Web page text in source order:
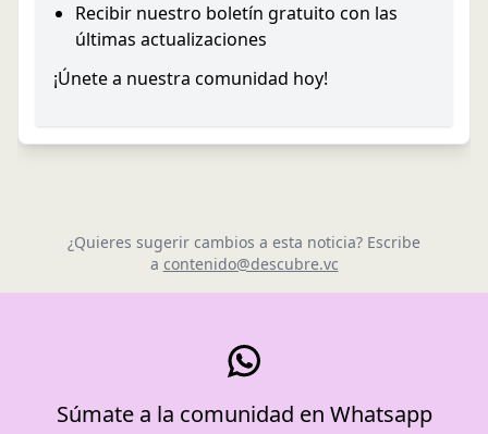
Recibir nuestro boletín gratuito con las
últimas actualizaciones
¡Únete a nuestra comunidad hoy!
¿Quieres sugerir cambios a esta noticia? Escribe
a contenido@descubre.vc
Súmate a la comunidad en Whatsapp